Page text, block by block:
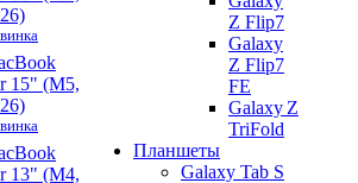
15" (M5,
13" (M4,
Z Flip7
Galaxy
Z Flip7
FE
Galaxy Z
TriFold
Планшеты
Galaxy Tab S